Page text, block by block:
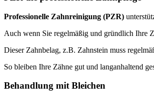
Professionelle Zahnreinigung (PZR)
Auch wenn Sie regelmäßig und gründlich Ihre
Dieser Zahnbelag, z.B. Zahnstein muss
So bleiben Ihre Zähne gut und langanhaltend
Behandlung mit Bleichen